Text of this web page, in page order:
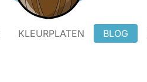
KLEURPLATEN BLOG